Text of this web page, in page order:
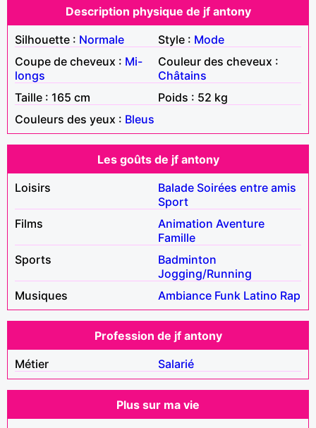
Description physique de jf antony
Silhouette : Normale Style : Mode
Coupe de cheveux : Mi-
longs
Couleur des cheveux :
Châtains
Taille : 165 cm
Poids : 52 kg
Couleurs des yeux : Bleus
Les goûts de jf antony
Loisirs
Balade Soirées entre amis
Sport
Films
Animation Aventure
Famille
Sports
Badminton
Jogging/Running
Musiques
Ambiance Funk Latino Rap
Profession de jf antony
Métier
Salarié
Plus sur ma vie